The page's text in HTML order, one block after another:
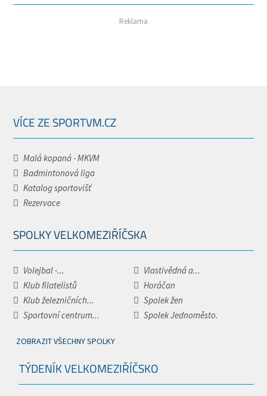
Reklama
VÍCE ZE SPORTVM.CZ
Malá kopaná - MKVM
Badmintonová liga
Katalog sportovišť
Rezervace
SPOLKY VELKOMEZIŘÍČSKA
Volejbal -...
Vlastivědná a...
Klub filatelistů
Horáčan
Klub železničních...
Spolek žen
Sportovní centrum...
Spolek Jednoměsto.
ZOBRAZIT VŠECHNY SPOLKY
TÝDENÍK VELKOMEZIŘÍČSKO